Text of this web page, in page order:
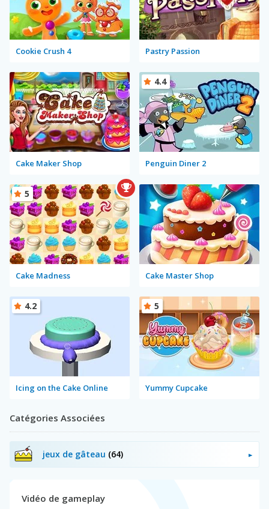
Cookie Crush 4 Pastry Passion
Cake Maker Shop Penguin Diner 2
4.4
Cake Madness
5
Cake Master Shop
Icing on the Cake Online
4.2
Yummy Cupcake
5
Catégories Associées
jeux de gâteau (64)
Vidéo de gameplay